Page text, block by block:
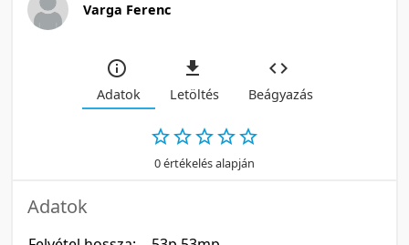
Varga Ferenc
Adatok Letöltés Beágyazás
0 értékelés alapján
Adatok